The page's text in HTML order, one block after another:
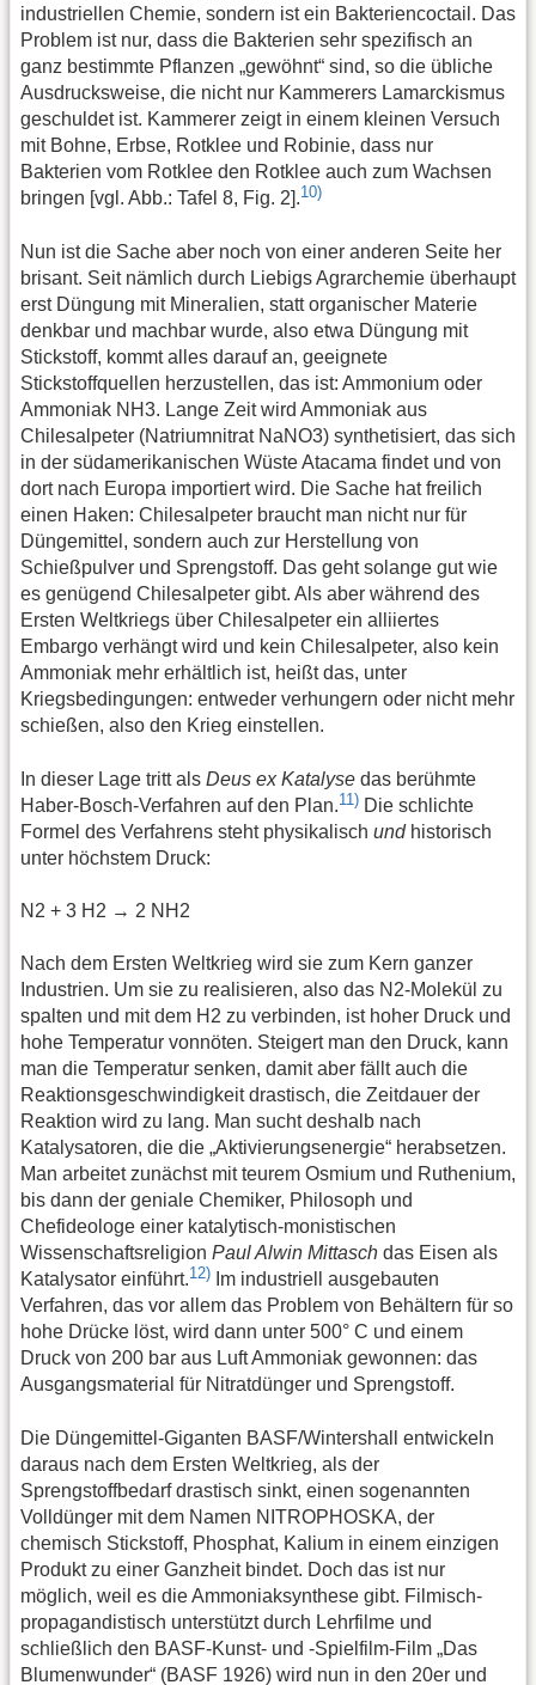
industriellen Chemie, sondern ist ein Bakteriencoctail. Das
Problem ist nur, dass die Bakterien sehr spezifisch an
ganz bestimmte Pflanzen „gewöhnt“ sind, so die übliche
Ausdrucksweise, die nicht nur Kammerers Lamarckismus
geschuldet ist. Kammerer zeigt in einem kleinen Versuch
mit Bohne, Erbse, Rotklee und Robinie, dass nur
Bakterien vom Rotklee den Rotklee auch zum Wachsen
bringen [vgl. Abb.: Tafel 8, Fig. 2].10)
Nun ist die Sache aber noch von einer anderen Seite her
brisant. Seit nämlich durch Liebigs Agrarchemie überhaupt
erst Düngung mit Mineralien, statt organischer Materie
denkbar und machbar wurde, also etwa Düngung mit
Stickstoff, kommt alles darauf an, geeignete
Stickstoffquellen herzustellen, das ist: Ammonium oder
Ammoniak NH3. Lange Zeit wird Ammoniak aus
Chilesalpeter (Natriumnitrat NaNO3) synthetisiert, das sich
in der südamerikanischen Wüste Atacama findet und von
dort nach Europa importiert wird. Die Sache hat freilich
einen Haken: Chilesalpeter braucht man nicht nur für
Düngemittel, sondern auch zur Herstellung von
Schießpulver und Sprengstoff. Das geht solange gut wie
es genügend Chilesalpeter gibt. Als aber während des
Ersten Weltkriegs über Chilesalpeter ein alliiertes
Embargo verhängt wird und kein Chilesalpeter, also kein
Ammoniak mehr erhältlich ist, heißt das, unter
Kriegsbedingungen: entweder verhungern oder nicht mehr
schießen, also den Krieg einstellen.
In dieser Lage tritt als Deus ex Katalyse das berühmte
Haber-Bosch-Verfahren auf den Plan.11) Die schlichte
Formel des Verfahrens steht physikalisch undhistorisch
unter höchstem Druck:
N2 + 3 H2 → 2 NH2
Nach dem Ersten Weltkrieg wird sie zum Kern ganzer
Industrien. Um sie zu realisieren, also das N2-Molekül zu
spalten und mit dem H2 zu verbinden, ist hoher Druck und
hohe Temperatur vonnöten. Steigert man den Druck, kann
man die Temperatur senken, damit aber fällt auch die
Reaktionsgeschwindigkeit drastisch, die Zeitdauer der
Reaktion wird zu lang. Man sucht deshalb nach
Katalysatoren, die die „Aktivierungsenergie“ herabsetzen.
Man arbeitet zunächst mit teurem Osmium und Ruthenium,
bis dann der geniale Chemiker, Philosoph und
Chefideologe einer katalytisch-monistischen
Wissenschaftsreligion Paul Alwin Mittasch das Eisen als
Katalysator einführt.12) Im industriell ausgebauten
Verfahren, das vor allem das Problem von Behältern für so
hohe Drücke löst, wird dann unter 500° C und einem
Druck von 200 bar aus Luft Ammoniak gewonnen: das
Ausgangsmaterial für Nitratdünger und Sprengstoff.
Die Düngemittel-Giganten BASF/Wintershall entwickeln
daraus nach dem Ersten Weltkrieg, als der
Sprengstoffbedarf drastisch sinkt, einen sogenannten
Volldünger mit dem Namen NITROPHOSKA, der
chemisch Stickstoff, Phosphat, Kalium in einem einzigen
Produkt zu einer Ganzheit bindet. Doch das ist nur
möglich, weil es die Ammoniaksynthese gibt. Filmisch-
propagandistisch unterstützt durch Lehrfilme und
schließlich den BASF-Kunst- und -Spielfilm-Film „Das
Blumenwunder“ (BASF 1926) wird nun in den 20er und